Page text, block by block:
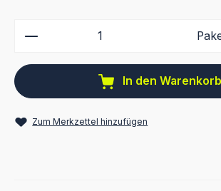
Produkt Anzahl: Gib den
In den Warenkorb
Zum Merkzettel hinzufügen